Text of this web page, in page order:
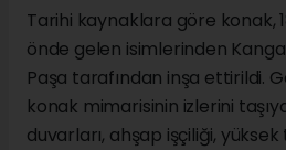
Tarihi kaynaklara göre konak,
önde gelen isimlerinden
Paşa tarafından inşa ettirildi.
konak mimarisinin izlerini
duvarları, ahşap işçiliği, yüksek